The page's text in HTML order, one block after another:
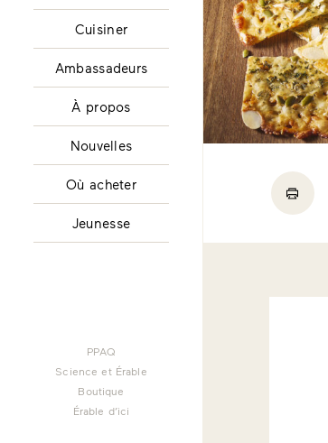
Cuisiner
Ambassadeurs
À propos
Nouvelles
Où acheter
Jeunesse
PPAQ
Science et Érable
Boutique
Érable d’ici